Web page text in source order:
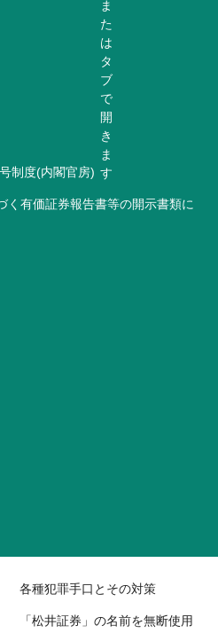
制度(内閣官房)
く有価証券報告書等の開示書類に
各種犯罪手口とその対策
「松井証券」の名前を無断使用